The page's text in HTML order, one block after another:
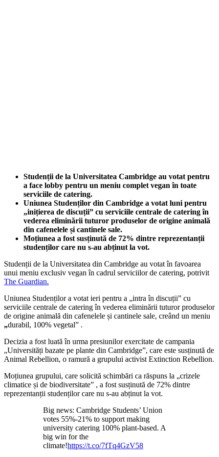
Studenții de la Universitatea Cambridge au votat pentru
a face lobby pentru un meniu complet vegan în toate
serviciile de catering.
Uniunea Studenților din Cambridge a votat luni pentru
„inițierea de discuții” cu serviciile centrale de catering în
vederea eliminării tuturor produselor de origine animală
din cafenelele și cantinele sale.
Moțiunea a fost susținută de 72% dintre reprezentanții
studenților care nu s-au abținut la vot.
Studenții de la Universitatea din Cambridge au votat în favoarea
unui meniu exclusiv vegan în cadrul serviciilor de catering, potrivit
The Guardian.
Uniunea Studenților a votat ieri pentru a „intra în discuții” cu
serviciile centrale de catering în vederea eliminării tuturor produselor
de origine animală din cafenelele și cantinele sale, creând un meniu
„durabil, 100% vegetal” .
Decizia a fost luată în urma presiunilor exercitate de campania
„Universități bazate pe plante din Cambridge”, care este susținută de
Animal Rebellion, o ramură a grupului activist Extinction Rebellion.
Moțiunea grupului, care solicită schimbări ca răspuns la „crizele
climatice și de biodiversitate” , a fost susținută de 72% dintre
reprezentanții studenților care nu s-au abținut la vot.
Big news: Cambridge Students’ Union
votes 55%-21% to support making
university catering 100% plant-based. A
big win for the
climate!https://t.co/7fTq4GzV58